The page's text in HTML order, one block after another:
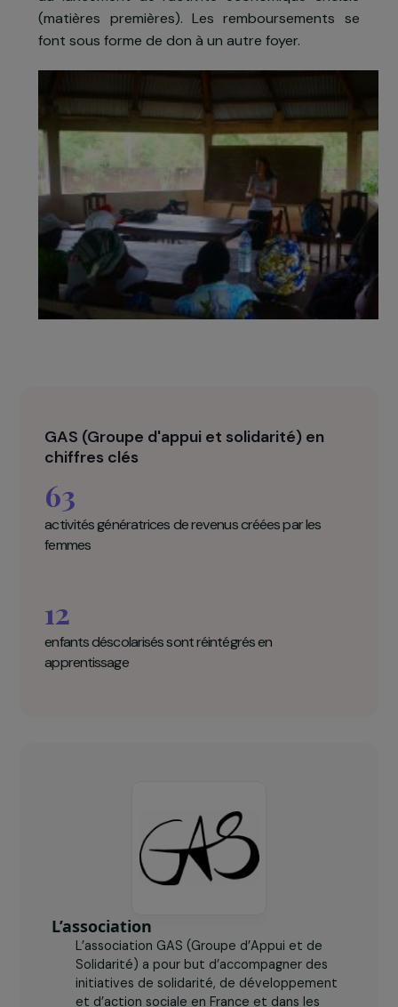
formations et d’un suivi psychologique et social
domicile.
- Unrenforcement économiquegrâce à
microcrédits en nature : l’association attribue
lot de produits ainsi que le matériel
au lancement de l’activité économique
(matières premières). Les remboursements
font sous forme de don à un autre foyer.
GAS (Groupe d'appui et solidarité) en
chiffres clés
enfants déscolarisés sont réintégrés en